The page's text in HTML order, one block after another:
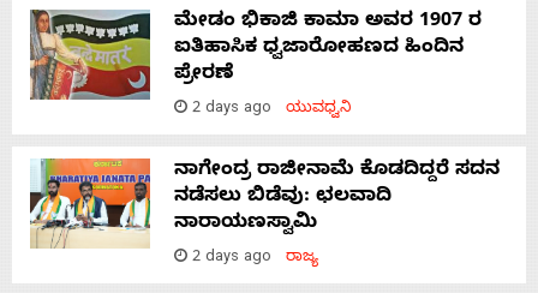
ಮೇಡಂ ಭಿಕಾಜಿ ಕಾಮಾ ಅವರ 1907 ರ
ಐತಿಹಾಸಿಕ ಧ್ವಜಾರೋಹಣದ ಹಿಂದಿನ
ಪ್ರೇರಣೆ
2 days ago ಯುವಧ್ವನಿ
ನಾಗೇಂದ್ರ ರಾಜೀನಾಮೆ ಕೊಡದಿದ್ದರೆ ಸದನ
ನಡೆಸಲು ಬಿಡೆವು: ಛಲವಾದಿ
ನಾರಾಯಣಸ್ವಾಮಿ
2 days ago ರಾಜ್ಯ